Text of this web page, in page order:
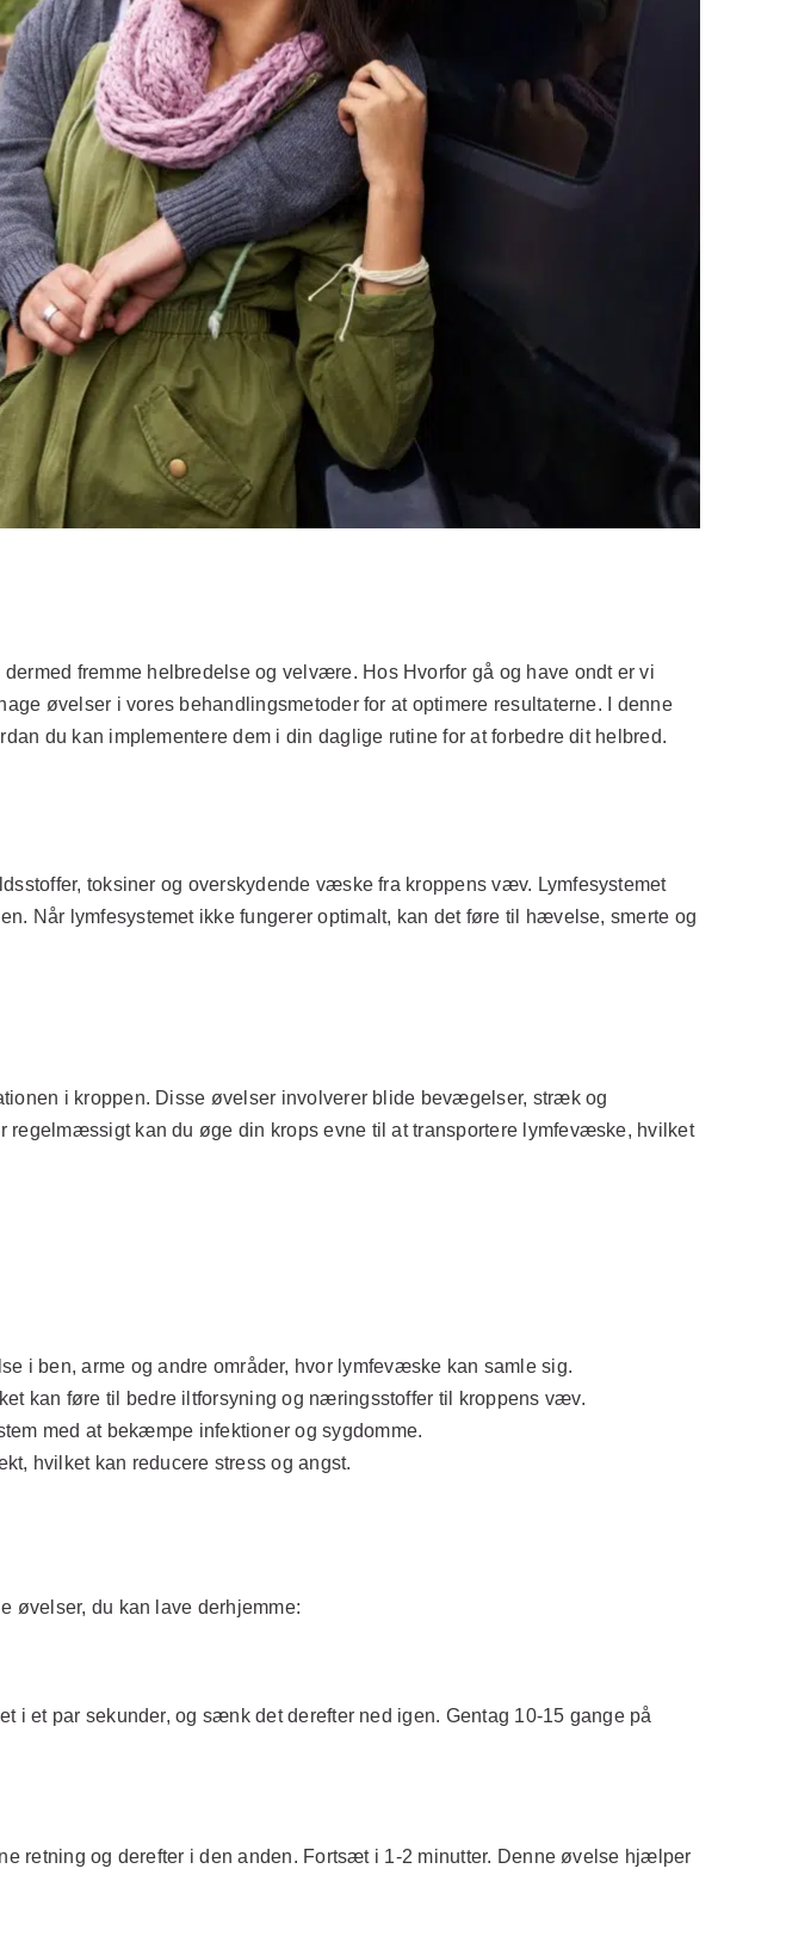
fremme helbredelse og velvære. Hos Hvorfor gå og have ondt er vi
øvelser i vores behandlingsmetoder for at optimere resultaterne. I denne
du kan implementere dem i din daglige rutine for at forbedre dit helbred.
toksiner og overskydende væske fra kroppens væv. Lymfesystemet
Når lymfesystemet ikke fungerer optimalt, kan det føre til hævelse, smerte og
i kroppen. Disse øvelser involverer blide bevægelser, stræk og
kan du øge din krops evne til at transportere lymfevæske, hvilket
i ben, arme og andre områder, hvor lymfevæske kan samle sig.
kan føre til bedre iltforsyning og næringsstoffer til kroppens væv.
med at bekæmpe infektioner og sygdomme.
hvilket kan reducere stress og angst.
øvelser, du kan lave derhjemme:
i et par sekunder, og sænk det derefter ned igen. Gentag 10-15 gange på
retning og derefter i den anden. Fortsæt i 1-2 minutter. Denne øvelse hjælper